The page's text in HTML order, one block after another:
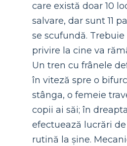
care există doar 10
salvare, dar sunt 11
se scufundă.
privire la cine va
Un tren cu frânele
în viteză spre o
stânga, o femeie
copii ai săi; în
efectuează lucrări
rutină la șine.